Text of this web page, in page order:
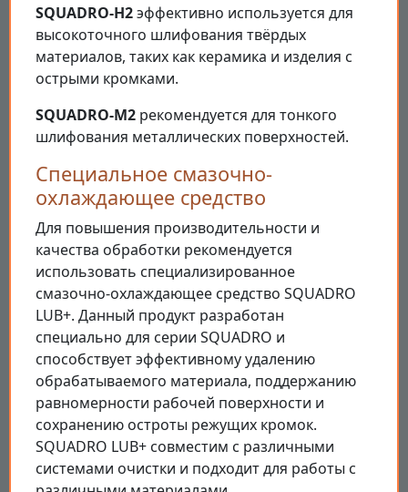
SQUADRO-H2эффективно используется для
высокоточного шлифования твёрдых
материалов, таких как керамика и изделия с
острыми кромками.
SQUADRO-M2 рекомендуется для тонкого
шлифования металлических поверхностей.
Специальное смазочно-
охлаждающее средство
Для повышения производительности и
качества обработки рекомендуется
использовать специализированное
смазочно-охлаждающее средство SQUADRO
LUB+. Данный продукт разработан
специально для серии SQUADRO и
способствует эффективному удалению
обрабатываемого материала, поддержанию
равномерности рабочей поверхности и
сохранению остроты режущих кромок.
SQUADRO LUB+ совместим с различными
системами очистки и подходит для работы с